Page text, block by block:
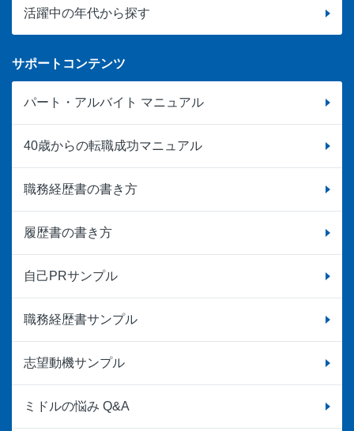
活躍中の年代から探す
サポートコンテンツ
パート・アルバイト マニュアル
40歳からの転職成功マニュアル
職務経歴書の書き方
履歴書の書き方
自己PRサンプル
職務経歴書サンプル
志望動機サンプル
ミドルの悩み Q&A